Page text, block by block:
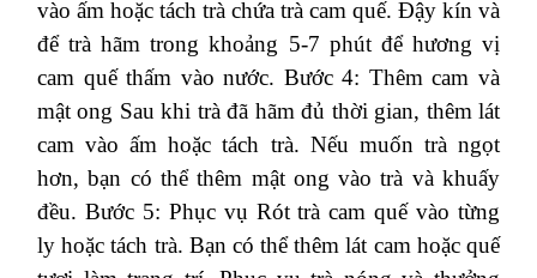
vào ấm hoặc tách trà chứa trà cam quế. Đậy kín và
để trà hãm trong khoảng 5-7 phút để hương vị
cam quế thấm vào nước. Bước 4: Thêm cam và
mật ong Sau khi trà đã hãm đủ thời gian, thêm lát
cam vào ấm hoặc tách trà. Nếu muốn trà ngọt
hơn, bạn có thể thêm mật ong vào trà và khuấy
đều. Bước 5: Phục vụ Rót trà cam quế vào từng
ly hoặc tách trà. Bạn có thể thêm lát cam hoặc quế